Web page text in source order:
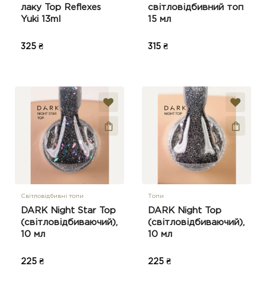
лаку Top Reflexes
Yuki 13ml
325 ₴
світловідбивний топ
15 мл
315 ₴
Світловідбивні топи
DARK Night Star Top
(світловідбиваючий),
10 мл
225 ₴
Топи
DARK Night Top
(світловідбиваючий),
10 мл
225 ₴